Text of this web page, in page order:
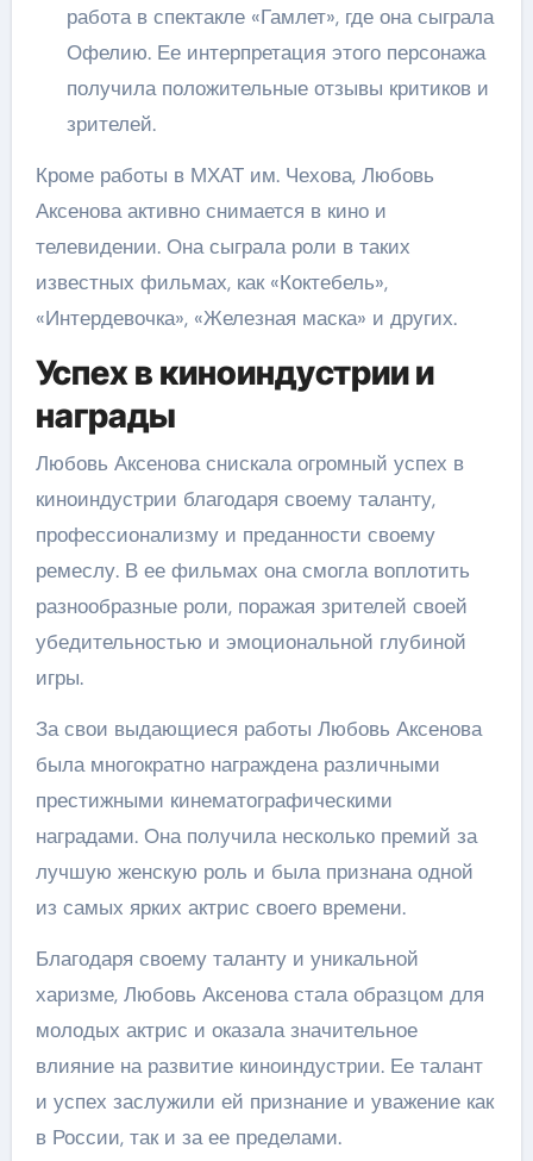
работа в спектакле «Гамлет», где она сыграла
Офелию. Ее интерпретация этого персонажа
получила положительные отзывы критиков и
зрителей.
Кроме работы в МХАТ им. Чехова, Любовь
Аксенова активно снимается в кино и
телевидении. Она сыграла роли в таких
известных фильмах, как «Коктебель»,
«Интердевочка», «Железная маска» и других.
Успех в киноиндустрии и
награды
Любовь Аксенова снискала огромный успех в
киноиндустрии благодаря своему таланту,
профессионализму и преданности своему
ремеслу. В ее фильмах она смогла воплотить
разнообразные роли, поражая зрителей своей
убедительностью и эмоциональной глубиной
игры.
За свои выдающиеся работы Любовь Аксенова
была многократно награждена различными
престижными кинематографическими
наградами. Она получила несколько премий за
лучшую женскую роль и была признана одной
из самых ярких актрис своего времени.
Благодаря своему таланту и уникальной
харизме, Любовь Аксенова стала образцом для
молодых актрис и оказала значительное
влияние на развитие киноиндустрии. Ее талант
и успех заслужили ей признание и уважение как
в России, так и за ее пределами.